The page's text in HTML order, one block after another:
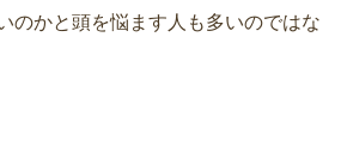
のかと頭を悩ます人も多いのではな